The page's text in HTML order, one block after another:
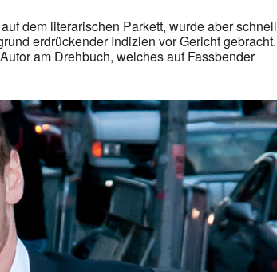
dem literarischen Parkett, wurde aber schnell
erdrückender Indizien vor Gericht gebracht.
am Drehbuch, welches auf Fassbender